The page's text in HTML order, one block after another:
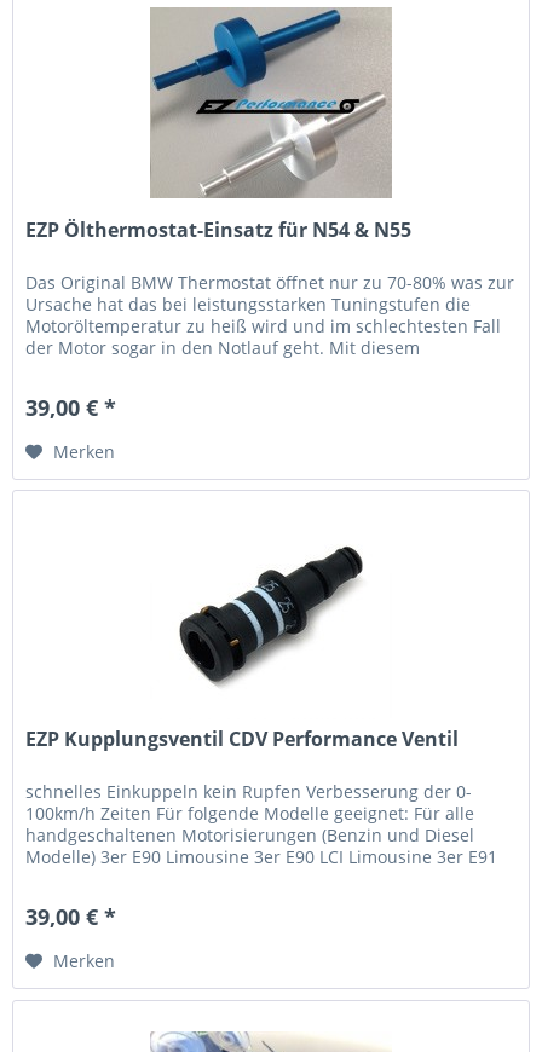
EZP Ölthermostat-Einsatz für N54 & N55
Das Original BMW Thermostat öffnet nur zu 70-80% was zur
Ursache hat das bei leistungsstarken Tuningstufen die
Motoröltemperatur zu heiß wird und im schlechtesten Fall
der Motor sogar in den Notlauf geht. Mit diesem
39,00 € *
Merken
EZP Kupplungsventil CDV Performance Ventil
schnelles Einkuppeln kein Rupfen Verbesserung der 0-
100km/h Zeiten Für folgende Modelle geeignet: Für alle
handgeschaltenen Motorisierungen (Benzin und Diesel
Modelle) 3er E90 Limousine 3er E90 LCI Limousine 3er E91
39,00 € *
Merken